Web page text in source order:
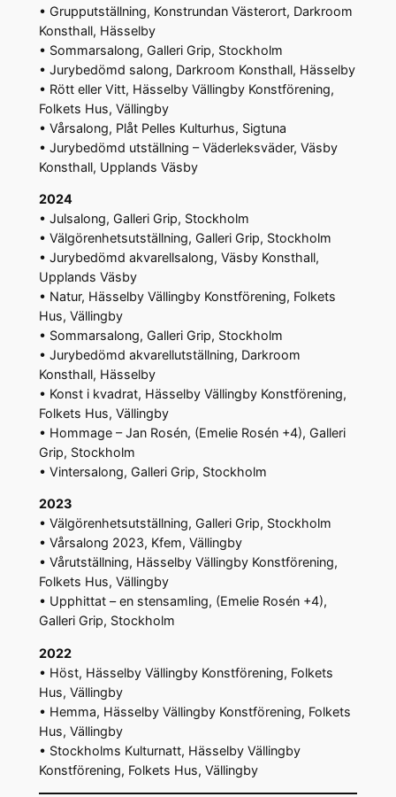
• Grupputställning, Konstrundan Västerort, Darkroom
Konsthall, Hässelby
• Sommarsalong, Galleri Grip, Stockholm
• Jurybedömd salong, Darkroom Konsthall, Hässelby
• Rött eller Vitt, Hässelby Vällingby Konstförening,
Folkets Hus, Vällingby
• Vårsalong, Plåt Pelles Kulturhus, Sigtuna
• Jurybedömd utställning – Väderleksväder, Väsby
Konsthall, Upplands Väsby
2024
• Julsalong, Galleri Grip, Stockholm
• Välgörenhetsutställning, Galleri Grip, Stockholm
• Jurybedömd akvarellsalong, Väsby Konsthall,
Upplands Väsby
• Natur, Hässelby Vällingby Konstförening, Folkets
Hus, Vällingby
• Sommarsalong, Galleri Grip, Stockholm
• Jurybedömd akvarellutställning, Darkroom
Konsthall, Hässelby
• Konst i kvadrat, Hässelby Vällingby Konstförening,
Folkets Hus, Vällingby
• Hommage – Jan Rosén, (Emelie Rosén +4), Galleri
Grip, Stockholm
• Vintersalong, Galleri Grip, Stockholm
2023
• Välgörenhetsutställning, Galleri Grip, Stockholm
• Vårsalong 2023, Kfem, Vällingby
• Vårutställning, Hässelby Vällingby Konstförening,
Folkets Hus, Vällingby
• Upphittat – en stensamling, (Emelie Rosén +4),
Galleri Grip, Stockholm
2022
• Höst, Hässelby Vällingby Konstförening, Folkets
Hus, Vällingby
• Hemma, Hässelby Vällingby Konstförening, Folkets
Hus, Vällingby
• Stockholms Kulturnatt, Hässelby Vällingby
Konstförening, Folkets Hus, Vällingby